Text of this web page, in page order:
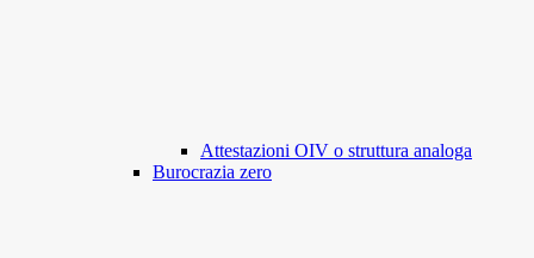
Attestazioni OIV o struttura analoga
Burocrazia zero